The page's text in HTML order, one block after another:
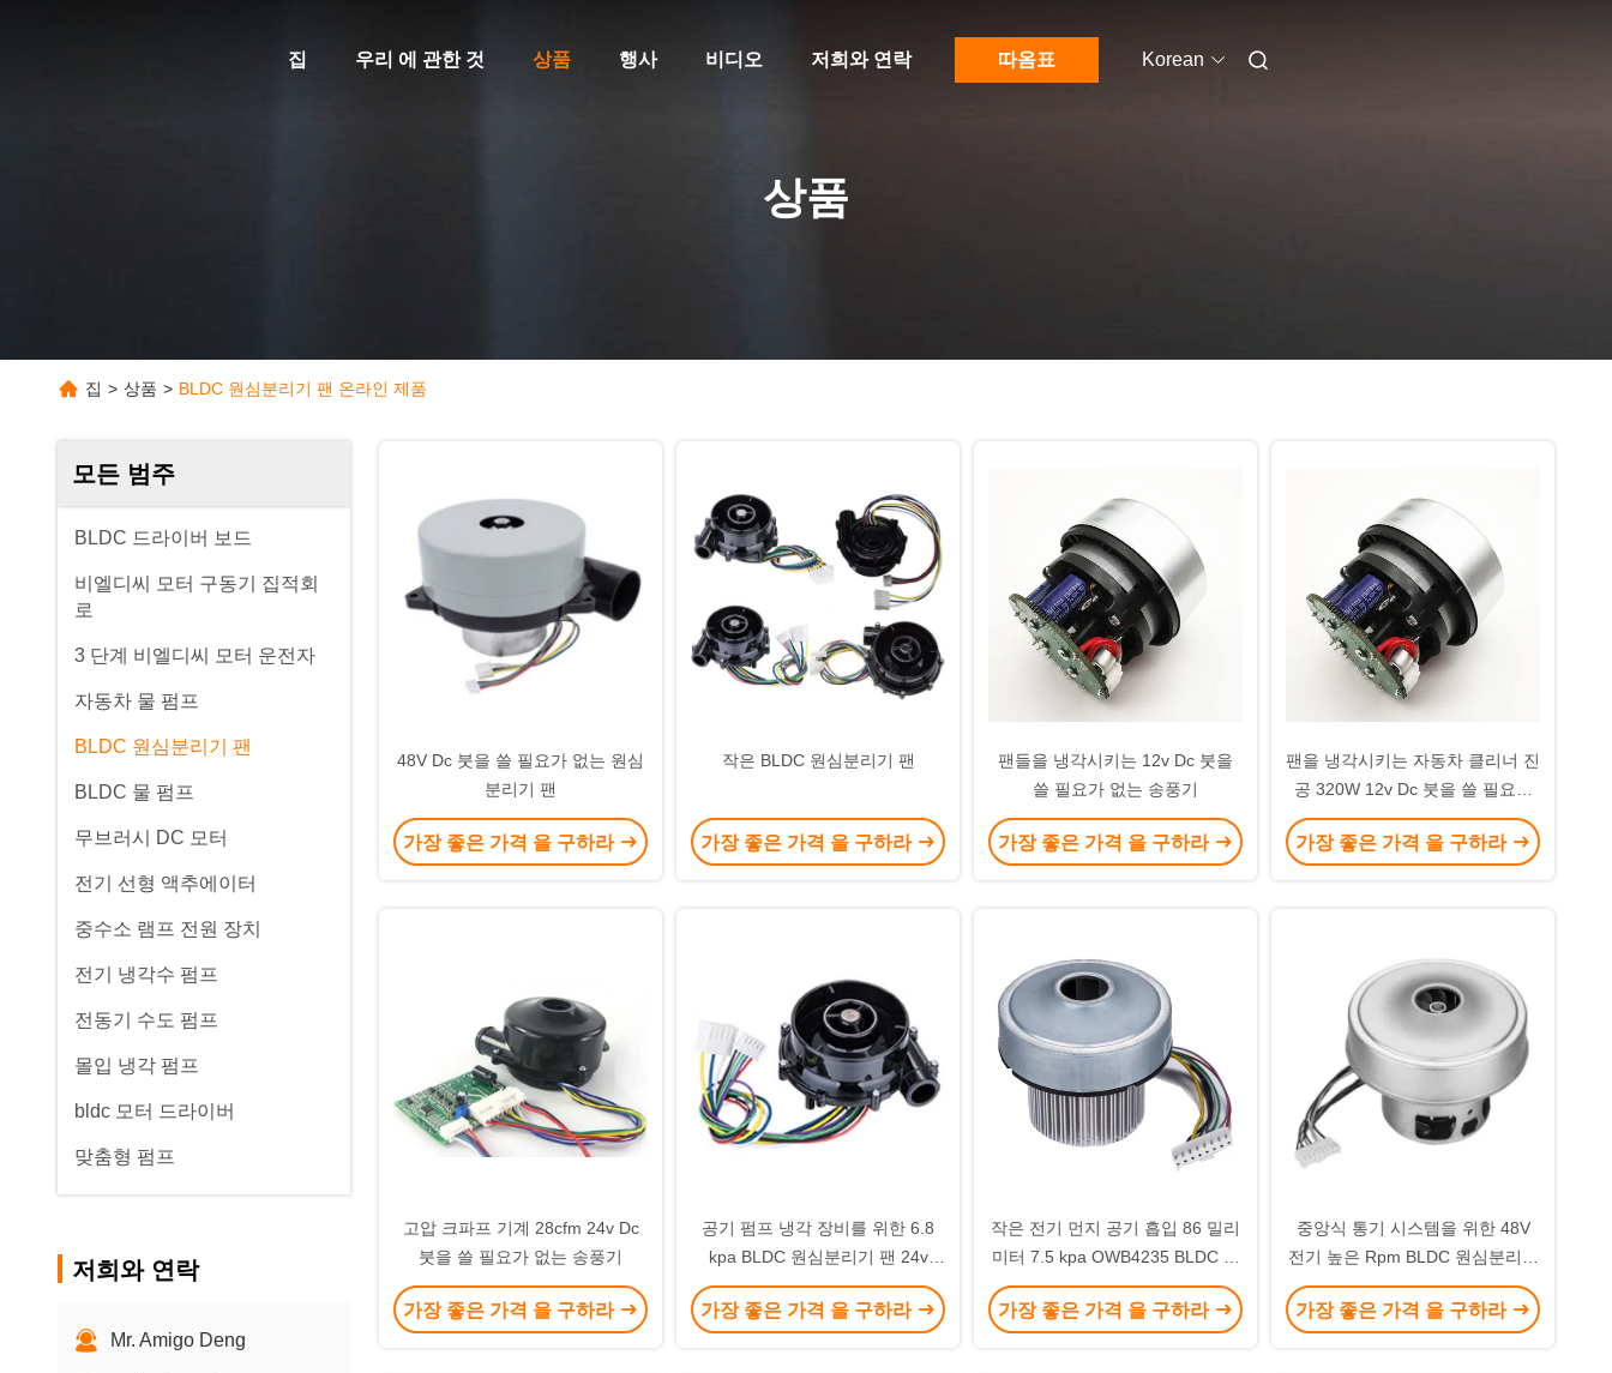
집 우리 에 관한 것 상품 행사 비디오 저희와 연락 따옴표 Korean
상품
집 > 상품 > BLDC 원심분리기 팬 온라인 제품
모든 범주
BLDC 드라이버 보드
비엘디씨 모터 구동기 집적회
로
3 단계 비엘디씨 모터 운전자
자동차 물 펌프
BLDC 원심분리기 팬
BLDC 물 펌프
무브러시 DC 모터
전기 선형 액추에이터
중수소 램프 전원 장치
전기 냉각수 펌프
전동기 수도 펌프
몰입 냉각 펌프
bldc 모터 드라이버
맞춤형 펌프
저희와 연락
Mr. Amigo Deng
48V Dc 붓을 쓸 필요가 없는 원심
분리기 팬
가장 좋은 가격 을 구하라
작은 BLDC 원심분리기 팬
가장 좋은 가격 을 구하라
팬들을 냉각시키는 12v Dc 붓을
쓸 필요가 없는 송풍기
가장 좋은 가격 을 구하라
팬을 냉각시키는 자동차 클리너 진
공 320W 12v Dc 붓을 쓸 필요가
없는 송풍기
가장 좋은 가격 을 구하라
고압 크파프 기계 28cfm 24v Dc
붓을 쓸 필요가 없는 송풍기
가장 좋은 가격 을 구하라
공기 펌프 냉각 장비를 위한 6.8
kpa BLDC 원심분리기 팬 24v
300lpm명
가장 좋은 가격 을 구하라
작은 전기 먼지 공기 흡입 86 밀리
미터 7.5 kpa OWB4235 BLDC 원
심분리기 팬 송풍기 24v
가장 좋은 가격 을 구하라
중앙식 통기 시스템을 위한 48V
전기 높은 Rpm BLDC 원심분리기
팬
가장 좋은 가격 을 구하라